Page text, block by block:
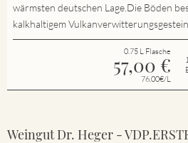
wärmsten deutschen Lage.Die Böden
kalkhaltigem Vulkanverwitterungsgestein.
0.75 L Flasche
57,00 €
76.00€/L
Weingut Dr. Heger -